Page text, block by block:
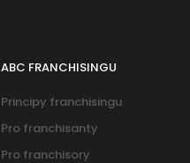
ABC FRANCHISINGU
Principy franchisingu
Pro franchisanty
Pro franchisory